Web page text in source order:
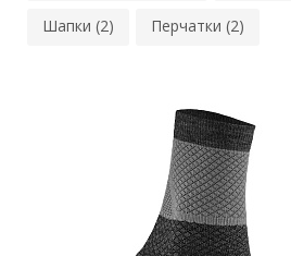
Шапки (2) Перчатки (2)